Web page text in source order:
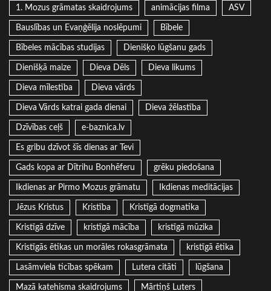
1. Mozus grāmatas skaidrojums animācijas filma ASV
Bauslības un Evaņģēlija noslēpumi Bībele
Bībeles mācības studijas Dienišķo lūgšanu gads
Dienišķā maize Dieva Dēls Dieva likums
Dieva mīlestība Dieva vārds
Dieva Vārds katrai gada dienai Dieva žēlastība
Dzīvības ceļš e-baznica.lv
Es gribu dzīvot šīs dienas ar Tevi
Gads kopa ar Dītrihu Bonhēferu grēku piedošana
Ikdienas ar Pirmo Mozus grāmatu Ikdienas meditācijas
Jēzus Kristus Kristība Kristīgā dogmatika
Kristīgā dzīve kristīgā mācība kristīgā mūzika
Kristīgās ētikas un morāles rokasgrāmata kristīgā ētika
Lasāmviela ticības spēkam Lutera citāti lūgšana
Mazā katehisma skaidrojums Mārtiņš Luters